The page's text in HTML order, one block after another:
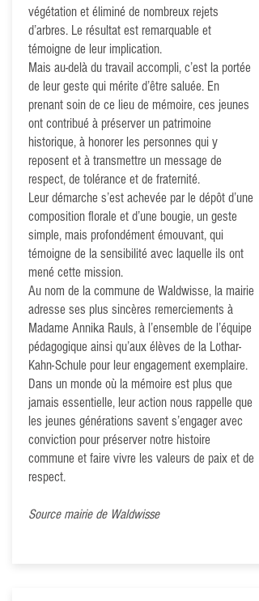
végétation et éliminé de nombreux rejets
d’arbres. Le résultat est remarquable et
témoigne de leur implication.
Mais au-delà du travail accompli, c’est la portée
de leur geste qui mérite d’être saluée. En
prenant soin de ce lieu de mémoire, ces jeunes
ont contribué à préserver un patrimoine
historique, à honorer les personnes qui y
reposent et à transmettre un message de
respect, de tolérance et de fraternité.
Leur démarche s’est achevée par le dépôt d’une
composition florale et d’une bougie, un geste
simple, mais profondément émouvant, qui
témoigne de la sensibilité avec laquelle ils ont
mené cette mission.
Au nom de la commune de Waldwisse, la mairie
adresse ses plus sincères remerciements à
Madame Annika Rauls, à l’ensemble de l’équipe
pédagogique ainsi qu’aux élèves de la Lothar-
Kahn-Schule pour leur engagement exemplaire.
Dans un monde où la mémoire est plus que
jamais essentielle, leur action nous rappelle que
les jeunes générations savent s’engager avec
conviction pour préserver notre histoire
commune et faire vivre les valeurs de paix et de
respect.
Source mairie de Waldwisse